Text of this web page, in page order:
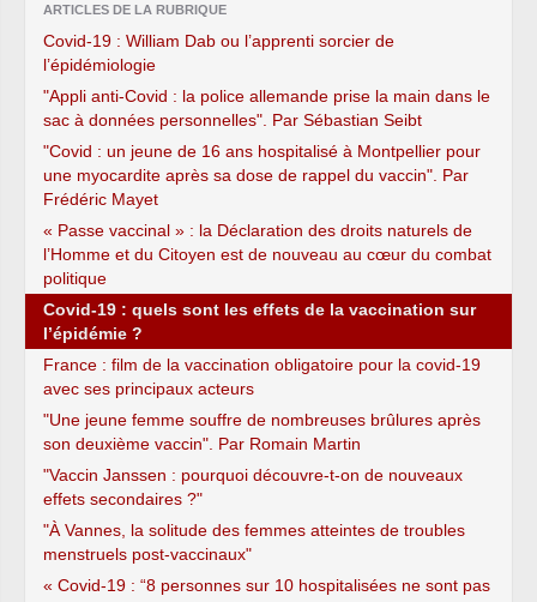
ARTICLES DE LA RUBRIQUE
Covid-19 : William Dab ou l’apprenti sorcier de
l’épidémiologie
"Appli anti-Covid : la police allemande prise la main dans le
sac à données personnelles". Par Sébastian Seibt
"Covid : un jeune de 16 ans hospitalisé à Montpellier pour
une myocardite après sa dose de rappel du vaccin". Par
Frédéric Mayet
« Passe vaccinal » : la Déclaration des droits naturels de
l’Homme et du Citoyen est de nouveau au cœur du combat
politique
Covid-19 : quels sont les effets de la vaccination sur
l’épidémie ?
France : film de la vaccination obligatoire pour la covid-19
avec ses principaux acteurs
"Une jeune femme souffre de nombreuses brûlures après
son deuxième vaccin". Par Romain Martin
"Vaccin Janssen : pourquoi découvre-t-on de nouveaux
effets secondaires ?"
"À Vannes, la solitude des femmes atteintes de troubles
menstruels post-vaccinaux"
« Covid-19 : “8 personnes sur 10 hospitalisées ne sont pas